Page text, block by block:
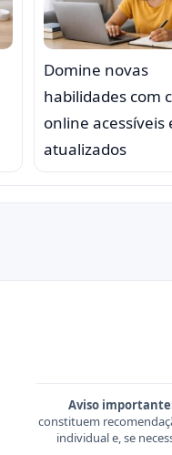
Domine novas
habilidades com
online acessíveis
atualizados
Aviso
constituem
individual e, se